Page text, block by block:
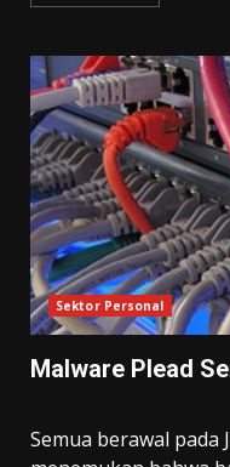
Sektor Personal
Malware Plead
Semua berawal pada